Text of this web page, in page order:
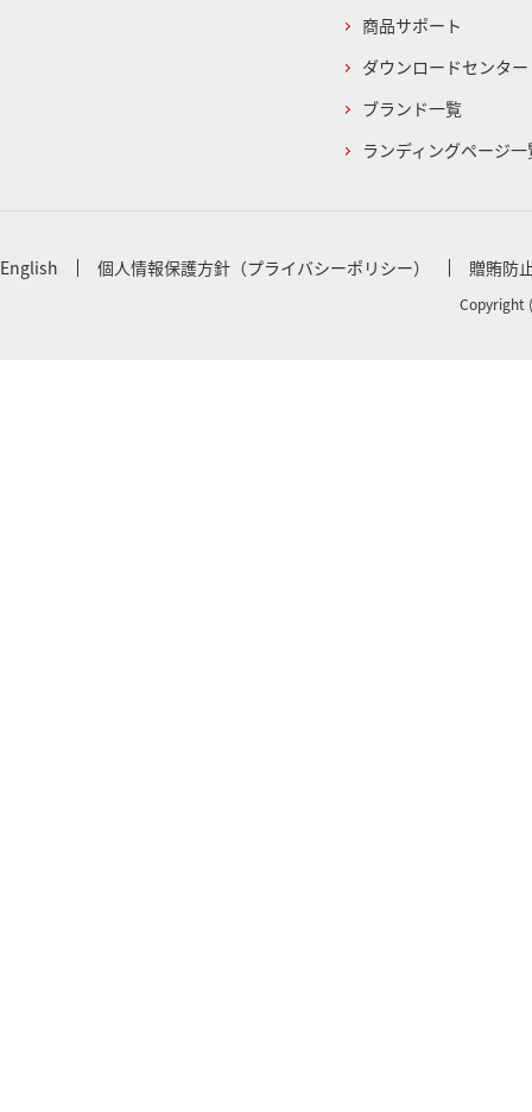
商品サポート
ダウンロードセンター
ブランド一覧
ランディングページ一
English 個人情報保護方針（プライバシーポリシー） 贈賄防
Copyright